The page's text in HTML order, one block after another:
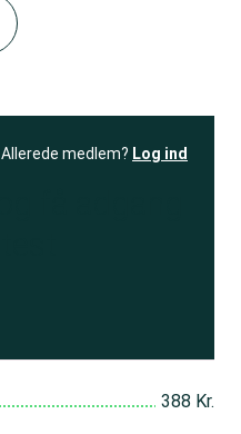
Allerede medlem? Log ind
388 Kr.